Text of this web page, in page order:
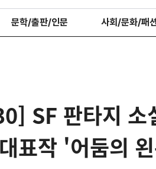
문학/출판/인문 사회/문화/패
SF 판타지 소
표작 '어둠의